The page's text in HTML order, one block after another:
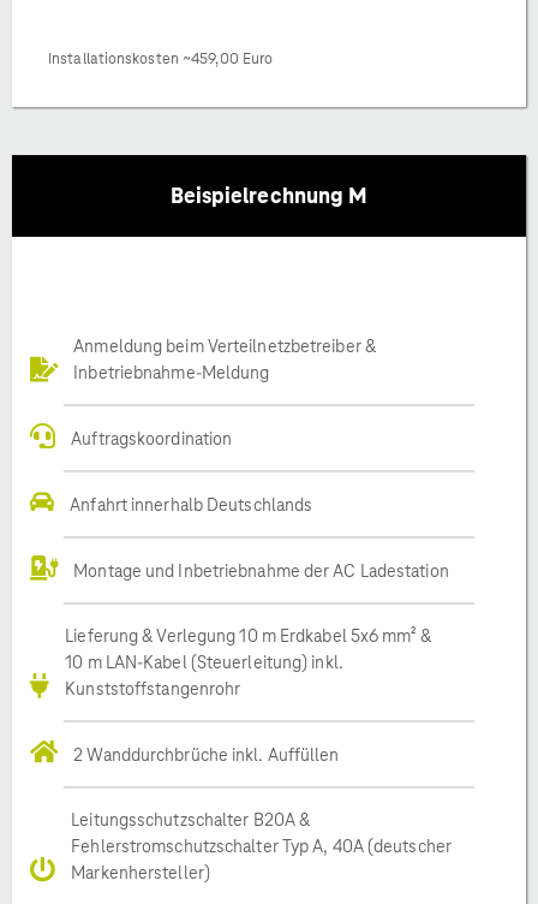
Installationskosten ~459,00 Euro
Beispielrechnung M
Anmeldung beim Verteilnetzbetreiber &
Inbetriebnahme-Meldung
Auftragskoordination
Anfahrt innerhalb Deutschlands
Montage und Inbetriebnahme der AC Ladestation
Lieferung & Verlegung 10 m Erdkabel 5x6 mm² &
10 m LAN-Kabel (Steuerleitung) inkl.
Kunststoffstangenrohr
2 Wanddurchbrüche inkl. Auffüllen
Leitungsschutzschalter B20A &
Fehlerstromschutzschalter Typ A, 40A (deutscher
Markenhersteller)